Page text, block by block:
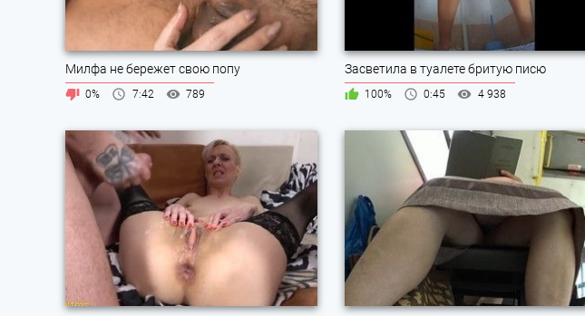
Милфа не бережет свою попу
0% 7:42 789
Засветила в туалете бритую писю
100% 0:45 4 938